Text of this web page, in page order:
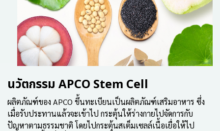
นวัตกรรม APCO Stem Cell
ผลิตภัณฑ์ของ APCO ขึ้นทะเบียนเป็นผลิตภัณฑ์เสริมอาหาร ซึ่ง
เมื่อรับประทานแล้วจะเข้าไป กระตุ้นให้ร่างกายไปจัดการกับ
ปัญหาตามธรรมชาติ โดยไปกระตุ้นสเต็มเซลล์เนื้อเยื่อให้ไป